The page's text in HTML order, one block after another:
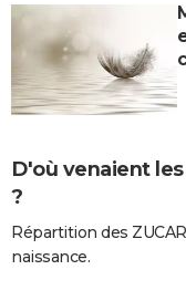
D'où venaient
?
Répartition des
naissance.